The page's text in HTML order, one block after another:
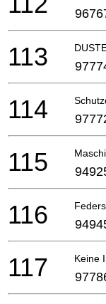
113
114
115
116
Keine
117